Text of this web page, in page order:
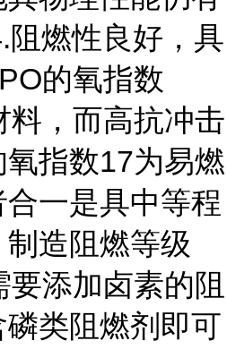
阻燃性良好，具
的氧指数
料，而高抗冲击
指数17为易燃
一是具中等程
造阻燃等级
添加卤素的阻
类阻燃剂即可